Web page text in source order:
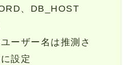
、DB_HOST
ーザー名は推測さ
設定